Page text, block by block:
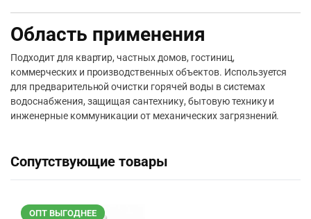
Область применения
Подходит для квартир, частных домов, гостиниц,
коммерческих и производственных объектов. Используется
для предварительной очистки горячей воды в системах
водоснабжения, защищая сантехнику, бытовую технику и
инженерные коммуникации от механических загрязнений.
Сопутствующие товары
ОПТ ВЫГОДНЕЕ